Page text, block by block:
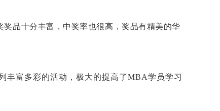
品十分丰富，中奖率也很高，奖品有精美的华
丰富多彩的活动，极大的提高了MBA学员学习